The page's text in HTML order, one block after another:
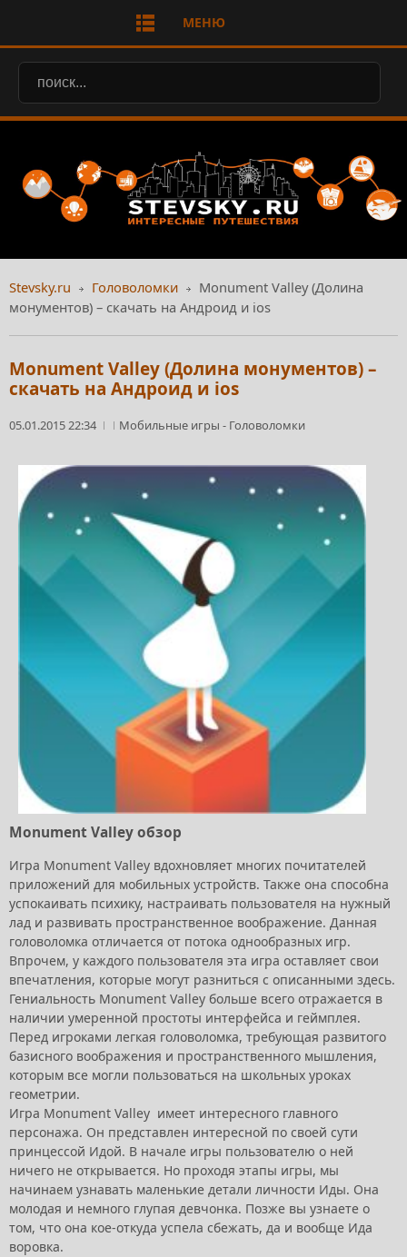
МЕНЮ
Stevsky.ru Головоломки
Monument Valley (Долина
монументов) – скачать на Андроид и ios
Monument Valley (Долина монументов) –
скачать на Андроид и ios
05.01.2015 22:34 Мобильные игры - Головоломки
Monument Valley обзор
Игра Monument Valley вдохновляет многих почитателей
приложений для мобильных устройств. Также она способна
успокаивать психику, настраивать пользователя на нужный
лад и развивать пространственное воображение. Данная
головоломка отличается от потока однообразных игр.
Впрочем, у каждого пользователя эта игра оставляет свои
впечатления, которые могут разниться с описанными здесь.
Гениальность Monument Valley больше всего отражается в
наличии умеренной простоты интерфейса и геймплея.
Перед игроками легкая головоломка, требующая развитого
базисного воображения и пространственного мышления,
которым все могли пользоваться на школьных уроках
геометрии.
Игра Monument Valley имеет интересного главного
персонажа. Он представлен интересной по своей сути
принцессой Идой. В начале игры пользователю о ней
ничего не открывается. Но проходя этапы игры, мы
начинаем узнавать маленькие детали личности Иды. Она
молодая и немного глупая девчонка. Позже вы узнаете о
том, что она кое-откуда успела сбежать, да и вообще Ида
воровка.